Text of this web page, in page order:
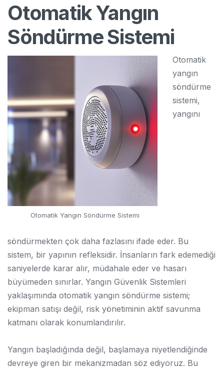
Otomatik Yangın
Söndürme Sistemi
Otomatik Yangın Söndürme Sistemi
Otomatik
yangın
söndürme
sistemi,
yangını
söndürmekten çok daha fazlasını ifade eder. Bu
sistem, bir yapının refleksidir. İnsanların fark edemediği
saniyelerde karar alır, müdahale eder ve hasarı
büyümeden sınırlar. Yangın Güvenlik Sistemleri
yaklaşımında otomatik yangın söndürme sistemi;
ekipman satışı değil, risk yönetiminin aktif savunma
katmanı olarak konumlandırılır.
Yangın başladığında değil, başlamaya niyetlendiğinde
devreye giren bir mekanizmadan söz ediyoruz. Bu